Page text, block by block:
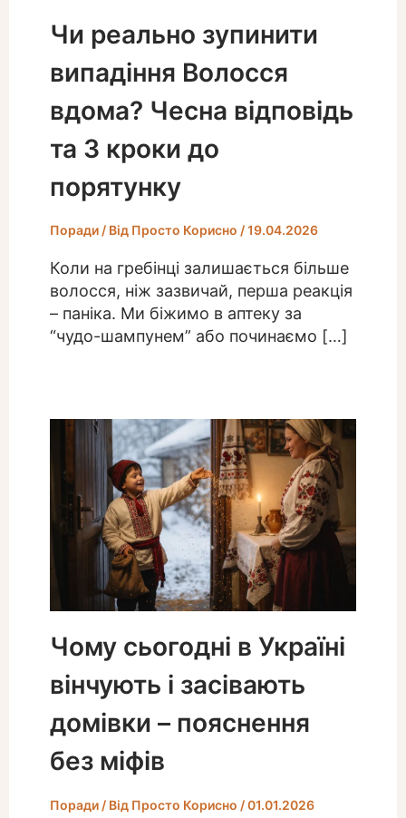
Чи реально зупинити
випадіння Волосся
вдома? Чесна відповідь
та 3 кроки до
порятунку
Поради/ Від Просто Корисно /19.04.2026
Коли на гребінці залишається більше
волосся, ніж зазвичай, перша реакція
– паніка. Ми біжимо в аптеку за
“чудо-шампунем” або починаємо […]
Чому сьогодні в Україні
вінчують і засівають
домівки – пояснення
без міфів
Поради/ Від Просто Корисно /01.01.2026